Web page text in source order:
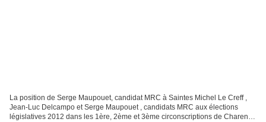
La position de Serge Maupouet, candidat MRC à Saintes Michel Le Creff ,
Jean-Luc Delcampo et Serge Maupouet , candidats MRC aux élections
législatives 2012 dans les 1ère, 2ème et 3ème circonscriptions de Charente-